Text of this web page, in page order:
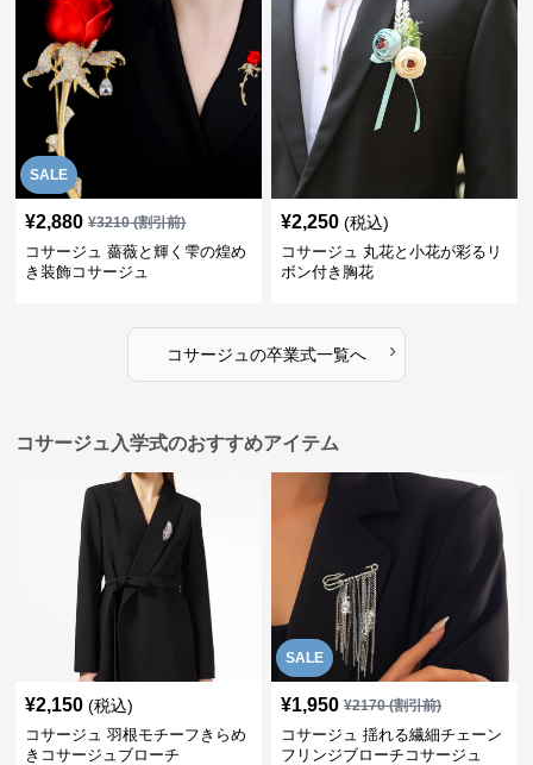
SALE
¥2,880 ¥3210(割引前)
コサージュ 薔薇と輝く雫の煌め
き装飾コサージュ
¥2,250 (税込)
コサージュ 丸花と小花が彩るリ
ボン付き胸花
コサージュ の卒業式一覧へ ›
コサージュ入学式のおすすめアイテム
¥2,150 (税込)
コサージュ 羽根モチーフきらめ
きコサージュブローチ
SALE
¥1,950 ¥2170(割引前)
コサージュ 揺れる繊細チェーン
フリンジブローチコサージュ